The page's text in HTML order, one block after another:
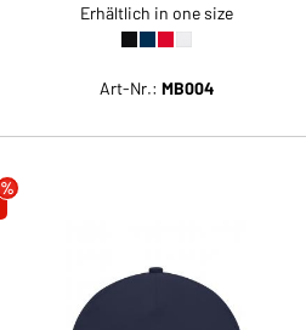
Erhältlich in one size
Art-Nr.:MB004